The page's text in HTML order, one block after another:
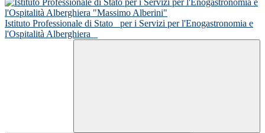
Istituto Professionale di Stato
per i Servizi per l'Enogastronomia e
l'Ospitalità Alberghiera